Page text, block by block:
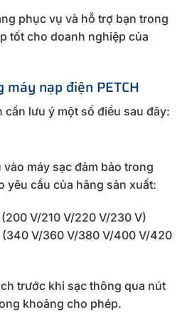
phục vụ và hỗ trợ bạn trong
tốt cho doanh nghiệp của
nạp điện PETCH
cần lưu ý một số điều sau đây:
vào máy sạc đảm bảo trong
yêu cầu của hãng sản xuất:
V/210 V/220 V/230 V)
(340 V/360 V/380 V/400 V/420
trước khi sạc thông qua nút
khoảng cho phép.